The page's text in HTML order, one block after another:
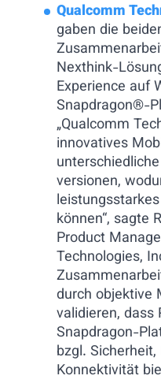
Qualcomm
gaben die
Nexthink-
Experience auf
Snapdragon®-
„Qualcomm
innovatives
versionen,
können“, sagte
Product
Technologies,
durch objektive
validieren, dass
Snapdragon-
bzgl.
Konnektivität